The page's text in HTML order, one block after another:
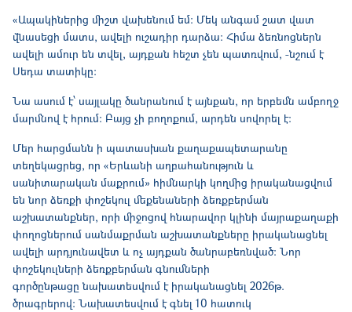
«Ապակիներից միշտ վախենում եմ։ Մեկ անգամ շատ վատ
վնասեցի մատս, ավելի ուշադիր դարձա։ Հիմա ձեռնոցներն
ավելի ամուր են տվել, այդքան հեշտ չեն պատռվում, -նշում է
Սեդա տատիկը։
Նա ասում է՝ սայլակը ծանրանում է այնքան, որ երբեմն ամբողջ
մարմնով է հրում։ Բայց չի բողոքում, արդեն սովորել է։
Մեր հարցմանն ի պատասխան քաղաքապետարանը
տեղեկացրեց, որ «Երևանի աղբահանություն և
սանիտարական մաքրում» հիմնարկի կողմից իրականացվում
են նոր ձեռքի փոշեկուլ մեքենաների ձեռքբերման
աշխատանքներ, որի միջոցով հնարավոր կլինի մայրաքաղաքի
փողոցներում սանմաքրման աշխատանքները իրականացնել
ավելի արդյունավետ և ոչ այդքան ծանրաբեռնված: Նոր
փոշեկուլների ձեռքբերման գնումների
գործընթացը նախատեսվում է իրականացնել 2026թ.
ծրագրերով: Նախատեսվում է գնել 10 հատուկ